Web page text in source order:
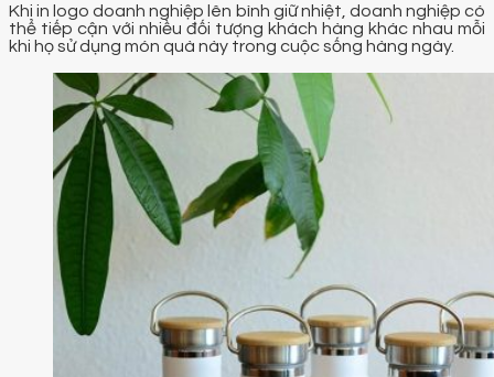
Khi in logo doanh nghiệp lên bình giữ nhiệt, doanh nghiệp có
thể tiếp cận với nhiều đối tượng khách hàng khác nhau mỗi
khi họ sử dụng món quà này trong cuộc sống hàng ngày.